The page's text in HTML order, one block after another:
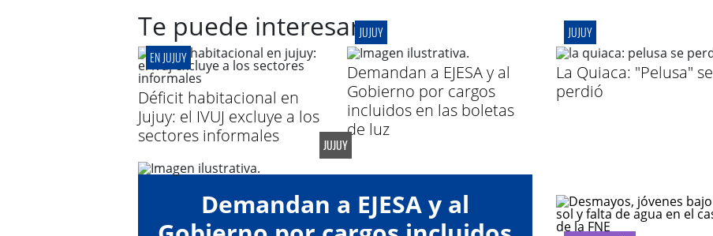
Te puede interesar
EN JUJUY
Déficit habitacional en
Jujuy: el IVUJ excluye a los
sectores informales
JUJUY
Demandan a EJESA y al
Gobierno por cargos
incluidos en las boletas
de luz
JUJUY
La Quiaca: "Pelusa" se
perdió
JUJUY
Demandan a EJESA y al